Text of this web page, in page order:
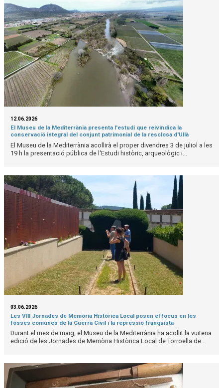
12.06.2026
El Museu de la Mediterrània presenta l'estudi que reivindica la
conservació integral del conjunt patrimonial de la resclosa d'Ullà
El Museu de la Mediterrània acollirà el proper divendres 3 de juliol a les
19 h la presentació pública de l'Estudi històric, arqueològic i...
03.06.2026
Les VIII Jornades de Memòria Històrica Local posen el focus en les
fosses comunes de la Guerra Civil i la repressió franquista
Durant el mes de maig, el Museu de la Mediterrània ha acollit la vuitena
edició de les Jornades de Memòria Històrica Local de Torroella de...